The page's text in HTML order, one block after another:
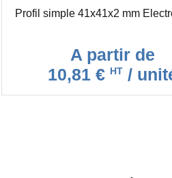
Profil simple 41x41x2 mm
A partir de
10,81 € HT/